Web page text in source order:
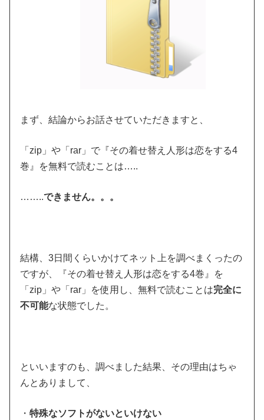
まず、結論からお話させていただきますと、
「zip」や「rar」で『その着せ替え人形は恋をする4
巻』を無料で読むことは…..
……..できません。。。
結構、3日間くらいかけてネット上を調べまくったの
ですが、『その着せ替え人形は恋をする4巻』を
「zip」や「rar」を使用し、無料で読むことは完全に
不可能な状態でした。
といいますのも、調べました結果、その理由はちゃ
んとありまして、
・特殊なソフトがないといけない